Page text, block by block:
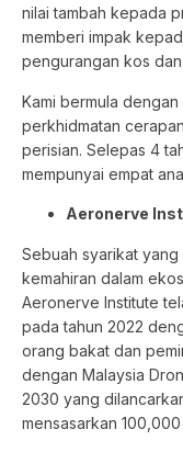
nilai tambah kepada
memberi impak
pengurangan kos
Kami bermula
perkhidmatan
perisian. Selepas 4
mempunyai empat
Aeronerve
Sebuah syarikat
kemahiran dalam
Aeronerve Institute
pada tahun 2022
orang bakat dan
dengan Malaysia
2030 yang
mensasarkan